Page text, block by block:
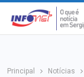
Principal Notícias